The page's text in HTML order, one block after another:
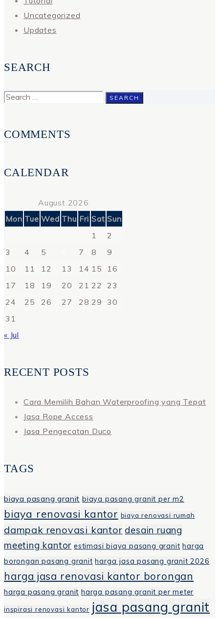
Uncategorized
Updates
SEARCH
Search
COMMENTS
CALENDAR
August 2026
Mon Tue Wed Thu Fri Sat Sun
1
2
3
4 5 7 8
9
10
11 12 13 14 15
16
17
18 19 20 21 22
23
24
25 26 27 28 29
30
31
« Jul
RECENT POSTS
Cara Memilih Bahan Waterproofing yang Tepat
Jasa Rope Access
Jasa Pengecatan Duco
TAGS
biaya pasang granit biaya pasang granit per m2
biaya renovasi kantor biaya renovasi rumah
dampak renovasi kantor desain ruang
meeting kantor estimasi biaya pasang granit harga
borongan pasang granit harga jasa pasang granit 2026
harga jasa renovasi kantor borongan
harga pasang granit harga pasang granit per meter
inspirasi renovasi kantor jasa pasang granit